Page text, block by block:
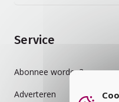
Service
Abonnee worden?
Adverteren